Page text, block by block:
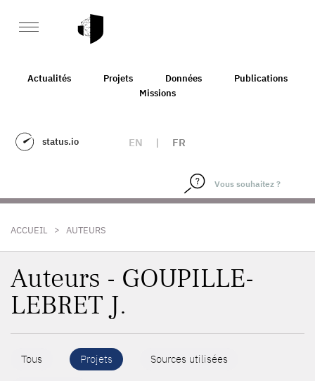
Actualités Projets Données
Publications
Missions
status.io EN | FR
ACCUEIL > AUTEURS
Auteurs - GOUPILLE-
LEBRET J.
Tous Projets Sources utilisées